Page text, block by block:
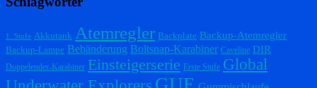
1. Stufe Akkutank Atemregler Backplate Backup-Atemregler
Backup-Lampe Bebänderung Boltsnap-Karabiner Caveline DIR
Doppelender-Karabiner Einsteigerserie Erste Stufe Global